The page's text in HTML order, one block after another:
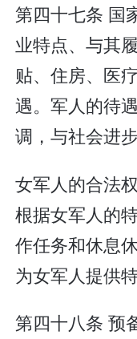
第四十七条 国
业特点、与其
贴、住房、医
遇。军人的待
调，与社会进步
女军人的合法
根据女军人的
作任务和休息
为女军人提供
第四十八条 预